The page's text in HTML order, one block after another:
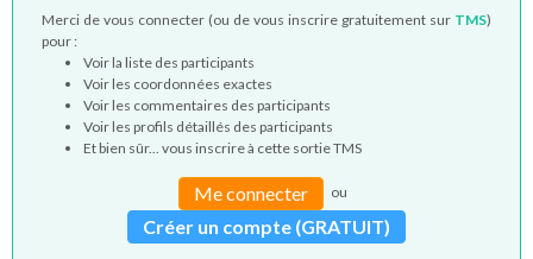
Merci de vous connecter (ou de vous inscrire gratuitement sur TMS)
pour :
Voir la liste des participants
Voir les coordonnées exactes
Voir les commentaires des participants
Voir les profils détaillés des participants
Et bien sûr... vous inscrire à cette sortie TMS
Me connecter ou
Créer un compte (GRATUIT)